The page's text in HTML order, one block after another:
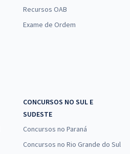
Recursos OAB
Exame de Ordem
CONCURSOS NO SUL E
SUDESTE
Concursos no Paraná
Concursos no Rio Grande do Sul